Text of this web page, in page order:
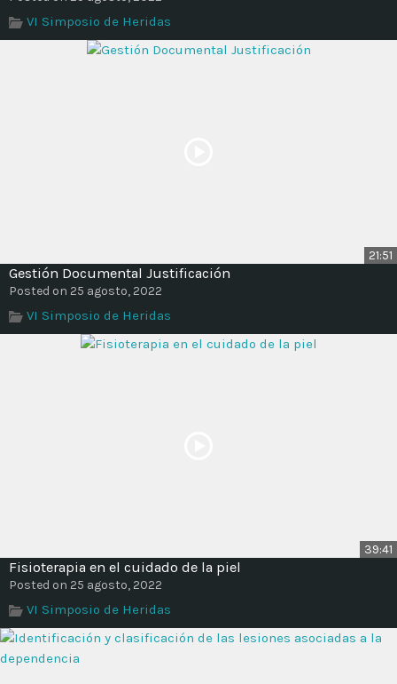
VI Simposio de Heridas
21:51
Gestión Documental Justificación
Posted on 25 agosto, 2022
VI Simposio de Heridas
39:41
Fisioterapia en el cuidado de la piel
Posted on 25 agosto, 2022
VI Simposio de Heridas